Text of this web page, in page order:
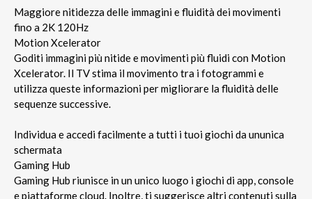
Maggiore nitidezza delle immagini e fluidità dei movimenti
fino a 2K 120Hz
Motion Xcelerator
Goditi immagini più nitide e movimenti più fluidi con Motion
Xcelerator. Il TV stima il movimento tra i fotogrammi e
utilizza queste informazioni per migliorare la fluidità delle
sequenze successive.
Individua e accedi facilmente a tutti i tuoi giochi da ununica
schermata
Gaming Hub
Gaming Hub riunisce in un unico luogo i giochi di app, console
e piattaforme cloud. Inoltre, ti suggerisce altri contenuti sulla